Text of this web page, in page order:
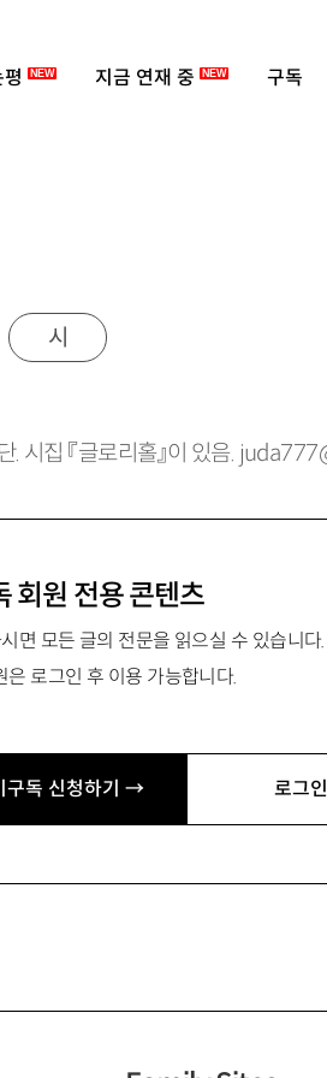
NEW 지금 연재 중 NEW 구독
회원 전용 콘텐츠
시면 모든 글의 전문을 읽으실 수 있습니다.
은 로그인 후 이용 가능합니다.
구독 신청하기 → 로그
시
시집 『글로리홀』이 있음. juda777
모님 전 상서